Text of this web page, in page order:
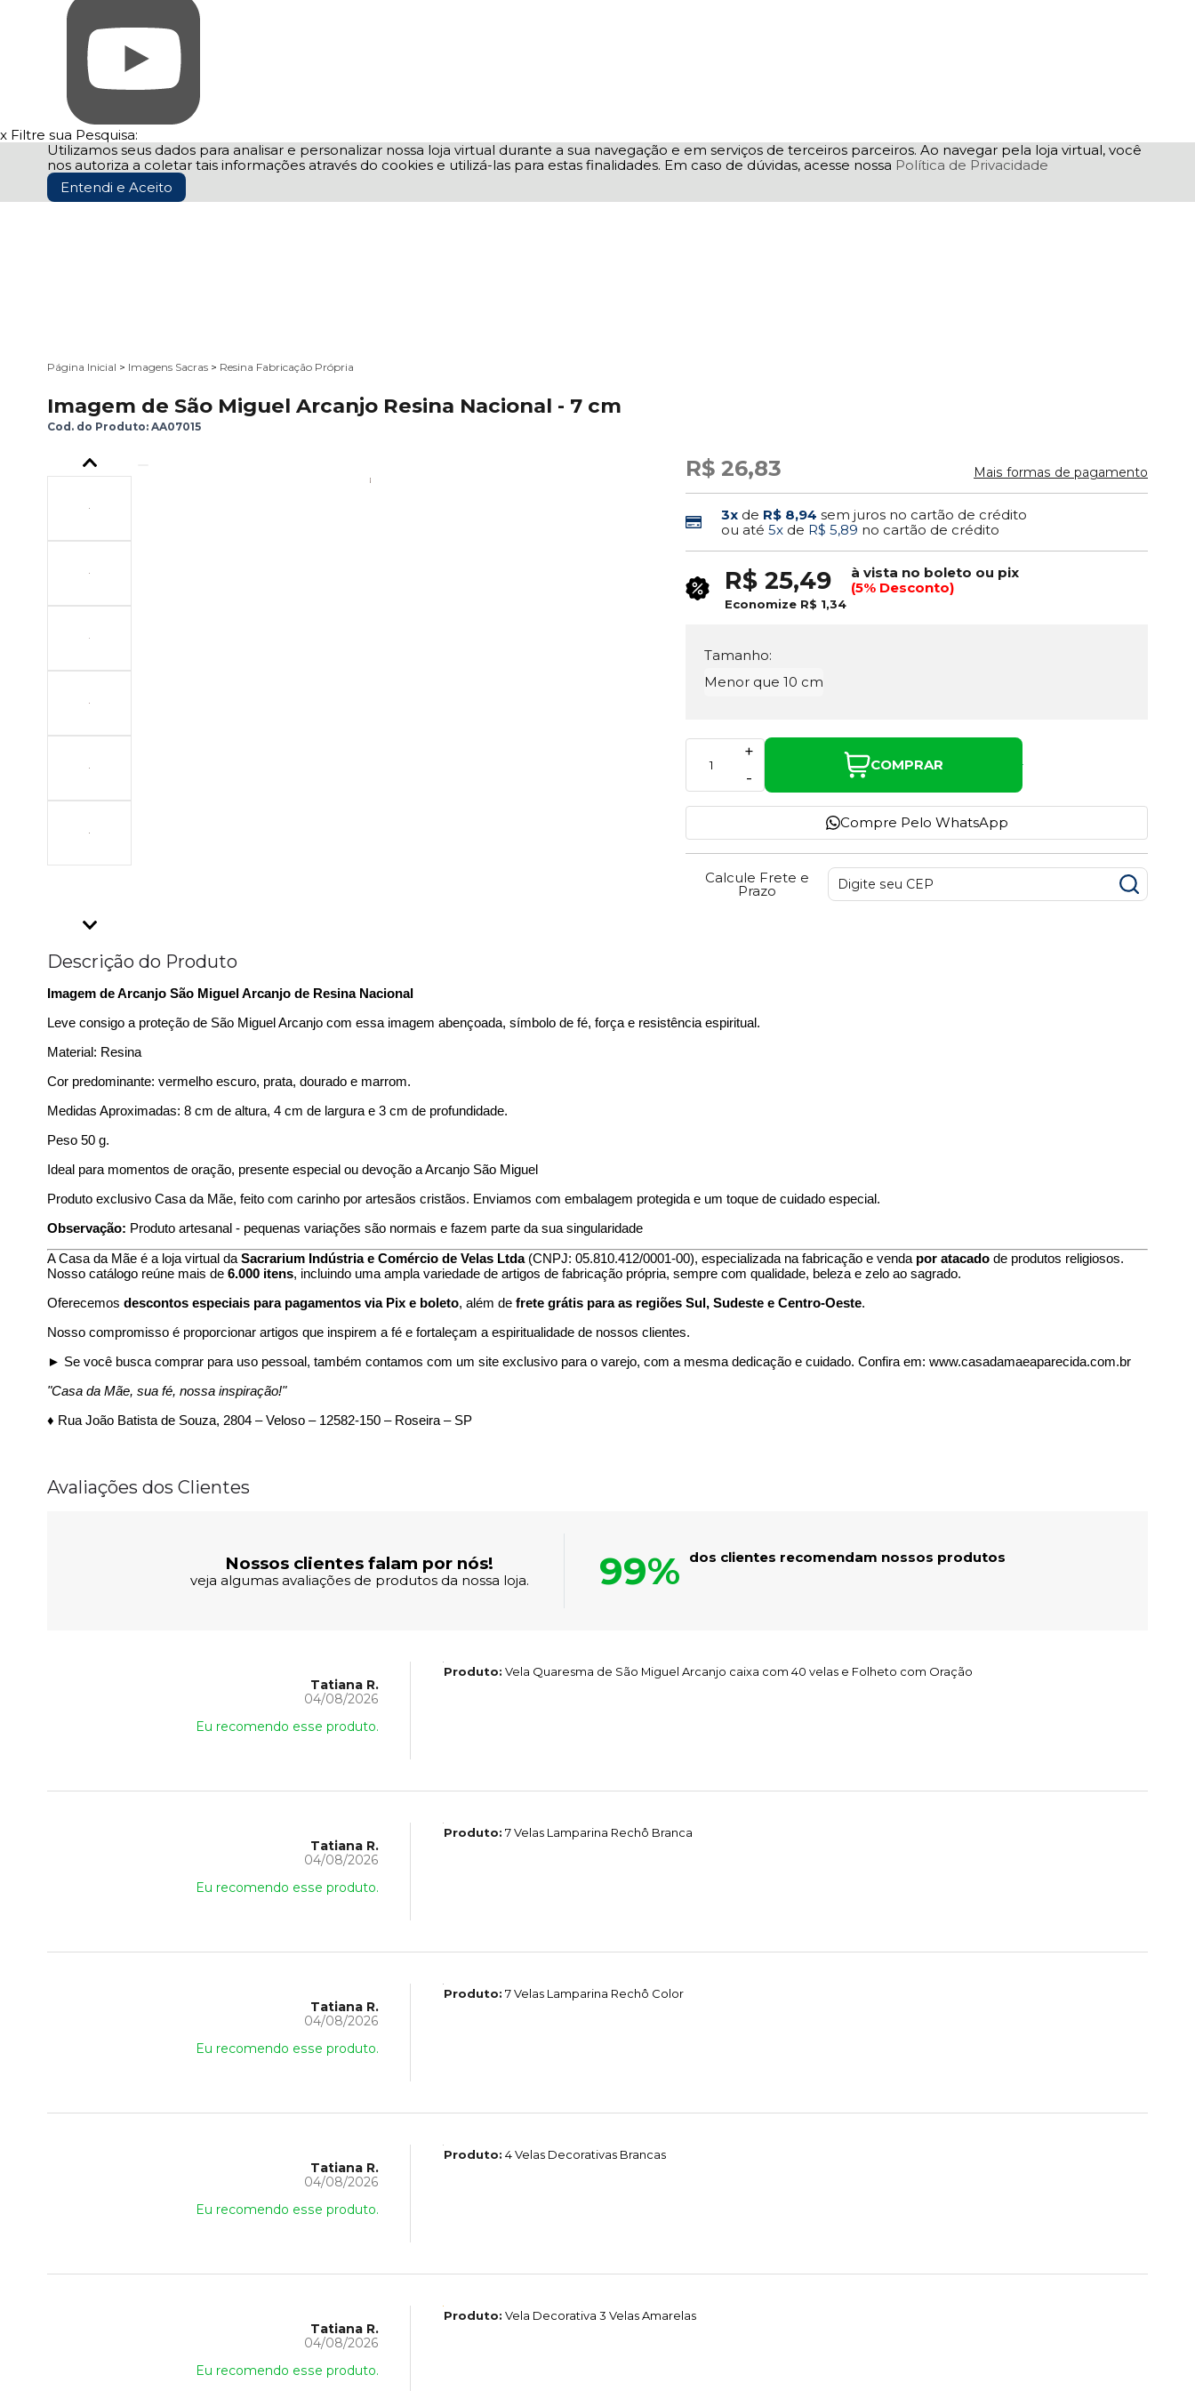
x Filtre sua Pesquisa:
Utilizamos seus dados para analisar e personalizar nossa loja virtual durante a sua navegação e em serviços de terceiros parceiros. Ao navegar pela loja virtual, você
nos autoriza a coletar tais informações através do cookies e utilizá-las para estas finalidades. Em caso de dúvidas, acesse nossa Política de Privacidade
Entendi e Aceito
Página Inicial > Imagens Sacras > Resina Fabricação Própria
Imagem de São Miguel Arcanjo Resina Nacional - 7 cm
Cod. do Produto: AA07015
R$ 26,83 Mais formas de pagamento
3x de R$ 8,94 sem juros no cartão de crédito
ou até5x de R$ 5,89 no cartão de crédito
R$ 25,49
à vista no boleto ou pix
(5% Desconto)
Economize R$ 1,34
Tamanho:
Menor que 10 cm
-
+
COMPRAR
Compre Pelo WhatsApp
Calcule Frete e
Prazo
Descrição do Produto
Imagem de Arcanjo São Miguel Arcanjo de Resina Nacional
Leve consigo a proteção de São Miguel Arcanjo com essa imagem abençoada, símbolo de fé, força e resistência espiritual.
Material: Resina
Cor predominante: vermelho escuro, prata, dourado e marrom.
Medidas Aproximadas: 8 cm de altura, 4 cm de largura e 3 cm de profundidade.
Peso 50 g.
Ideal para momentos de oração, presente especial ou devoção a Arcanjo São Miguel
Produto exclusivo Casa da Mãe, feito com carinho por artesãos cristãos. Enviamos com embalagem protegida e um toque de cuidado especial.
Observação: Produto artesanal - pequenas variações são normais e fazem parte da sua singularidade
A Casa da Mãe é a loja virtual da Sacrarium Indústria e Comércio de Velas Ltda(CNPJ: 05.810.412/0001-00), especializada na fabricação e venda por atacado de produtos religiosos.
Nosso catálogo reúne mais de 6.000 itens, incluindo uma ampla variedade de artigos de fabricação própria, sempre com qualidade, beleza e zelo ao sagrado.
Oferecemos descontos especiais para pagamentos via Pix e boleto, além de frete grátis para as regiões Sul, Sudeste e Centro-Oeste.
Nosso compromisso é proporcionar artigos que inspirem a fé e fortaleçam a espiritualidade de nossos clientes.
► Se você busca comprar para uso pessoal, também contamos com um site exclusivo para o varejo, com a mesma dedicação e cuidado. Confira em: www.casadamaeaparecida.com.br
"Casa da Mãe, sua fé, nossa inspiração!"
♦ Rua João Batista de Souza, 2804 – Veloso – 12582-150 – Roseira – SP
Avaliações dos Clientes
Nossos clientes falam por nós!
veja algumas avaliações de produtos da nossa loja. 99% dos clientes recomendam nossos produtos
Tatiana R.
04/08/2026
Eu recomendo esse produto.
Produto: Vela Quaresma de São Miguel Arcanjo caixa com 40 velas e Folheto com Oração
Tatiana R.
04/08/2026
Eu recomendo esse produto.
Produto: 7 Velas Lamparina Rechô Branca
Tatiana R.
04/08/2026
Eu recomendo esse produto.
Produto: 7 Velas Lamparina Rechô Color
Tatiana R.
04/08/2026
Eu recomendo esse produto.
Produto: 4 Velas Decorativas Brancas
Tatiana R.
04/08/2026
Eu recomendo esse produto.
Produto: Vela Decorativa 3 Velas Amarelas